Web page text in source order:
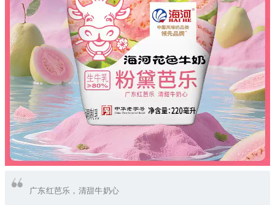
广东红芭乐，清甜牛奶心